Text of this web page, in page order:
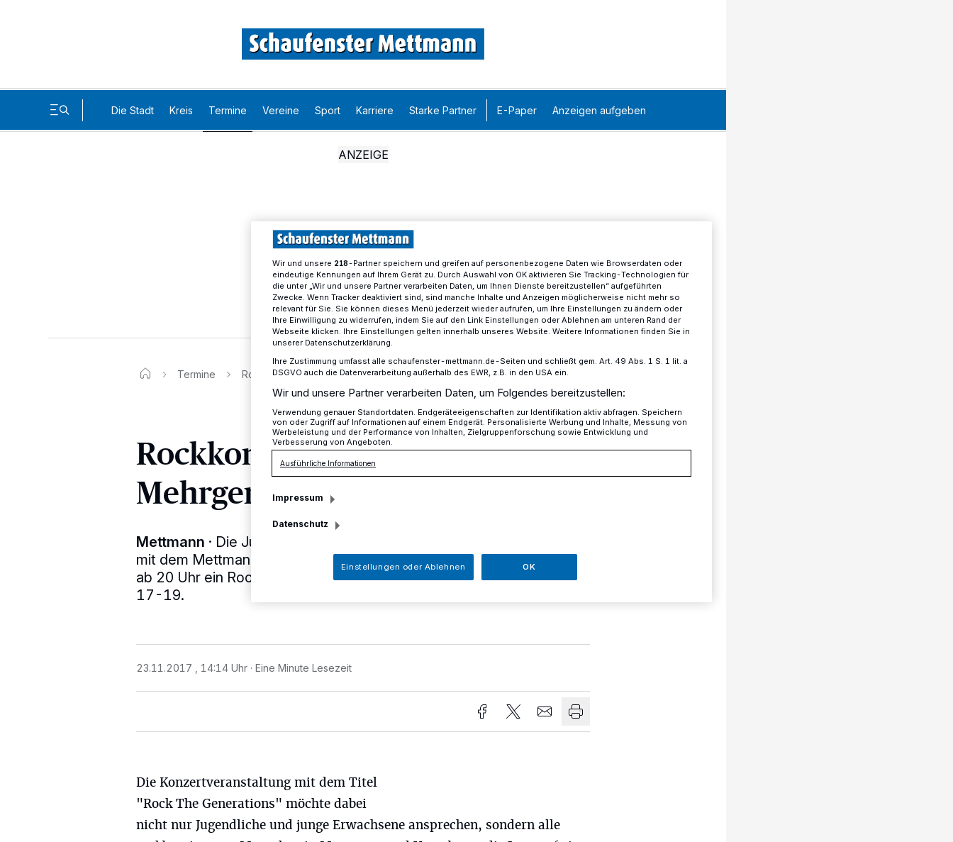
Die Stadt Kreis Termine Vereine Sport Karriere Starke Partner E-Paper Anzeigen aufgeben
Termine Rockkonzert im Mehrgenerationenhaus
Rockkonzert im
Mehrgenerationenhaus
Mettmann · Die Jugendförderung Mettmann veranstaltet zusammen
mit dem Mettmanner Verein Stage ME am Samstag, 25. November,
ab 20 Uhr ein Rockkonzert im Mehrgenerationenhaus, Am Königshof
17-19.
23.11.2017 , 14:14 Uhr Eine Minute Lesezeit
Die Konzertveranstaltung mit dem Titel
"Rock The Generations" möchte dabei
nicht nur Jugendliche und junge Erwachsene ansprechen, sondern alle
Wir und unsere 218-Partner speichern und greifen auf personenbezogene Daten wie Browserdaten oder
eindeutige Kennungen auf Ihrem Gerät zu. Durch Auswahl von OK aktivieren Sie Tracking-Technologien für
die unter „Wir und unsere Partner verarbeiten Daten, um Ihnen Dienste bereitzustellen“ aufgeführten
Zwecke. Wenn Tracker deaktiviert sind, sind manche Inhalte und Anzeigen möglicherweise nicht mehr so
relevant für Sie. Sie können dieses Menü jederzeit wieder aufrufen, um Ihre Einstellungen zu ändern oder
Ihre Einwilligung zu widerrufen, indem Sie auf den Link Einstellungen oder Ablehnen am unteren Rand der
Webseite klicken. Ihre Einstellungen gelten innerhalb unseres Website. Weitere Informationen finden Sie in
unserer Datenschutzerklärung.
Ihre Zustimmung umfasst alle schaufenster-mettmann.de-Seiten und schließt gem. Art. 49 Abs. 1 S. 1 lit. a
DSGVO auch die Datenverarbeitung außerhalb des EWR, z.B. in den USA ein.
Wir und unsere Partner verarbeiten Daten, um Folgendes bereitzustellen:
Verwendung genauer Standortdaten. Endgeräteeigenschaften zur Identifikation aktiv abfragen. Speichern
von oder Zugriff auf Informationen auf einem Endgerät. Personalisierte Werbung und Inhalte, Messung von
Werbeleistung und der Performance von Inhalten, Zielgruppenforschung sowie Entwicklung und
Verbesserung von Angeboten.
Ausführliche Informationen
Impressum
Datenschutz
Einstellungen oder Ablehnen OK